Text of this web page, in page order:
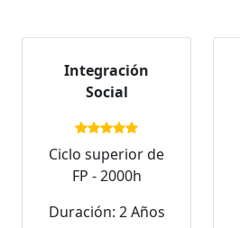
Integración
Social
Ciclo superior de
FP - 2000h
Duración: 2 Años